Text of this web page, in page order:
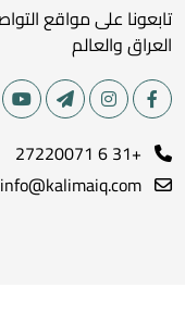
تابعونا على مواقع
العراق والعالم
+31 6 27220071
info@kalimaiq.com